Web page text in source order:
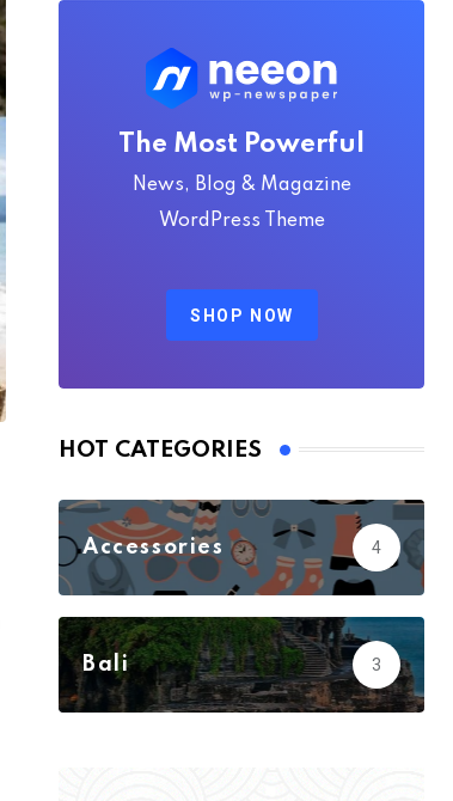
The Most Powerful
News, Blog & Magazine
WordPress Theme
SHOP NOW
HOT CATEGORIES
Accessories 4
Action
Bali 3
Biology